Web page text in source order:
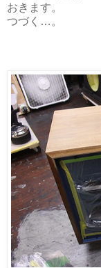
おきます。
つづく…。